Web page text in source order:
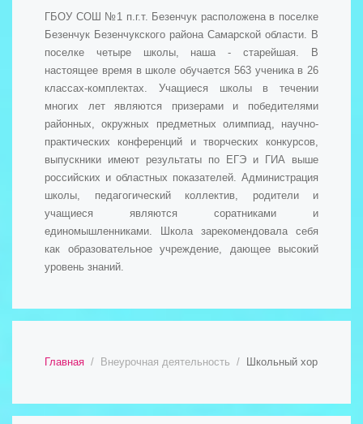
ГБОУ СОШ №1 п.г.т. Безенчук расположена в поселке
Безенчук Безенчукского района Самарской области. В
поселке четыре школы, наша - старейшая. В
настоящее время в школе обучается 563 ученика в 26
классах-комплектах. Учащиеся школы в течении
многих лет являются призерами и победителями
районных, окружных предметных олимпиад, научно-
практических конференций и творческих конкурсов,
выпускники имеют результаты по ЕГЭ и ГИА выше
российских и областных показателей. Администрация
школы, педагогический коллектив, родители и
учащиеся являются соратниками и
единомышленниками. Школа зарекомендовала себя
как образовательное учреждение, дающее высокий
уровень знаний.
Главная Внеурочная деятельность Школьный хор